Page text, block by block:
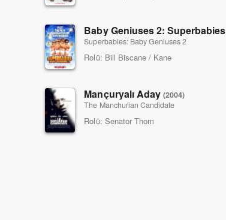
Baby Geniuses 2: Superbabies
Superbabies: Baby Geniuses 2
Rolü: Bill Biscane / Kane
Mançuryalı Aday(2004)
The Manchurian Candidate
Rolü: Senator Thom